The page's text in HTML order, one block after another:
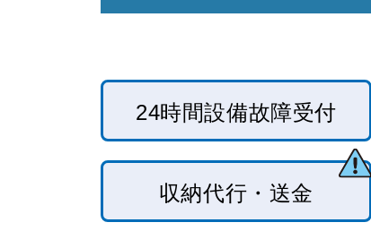
24時間設備故障受付
収納代行 ・送金